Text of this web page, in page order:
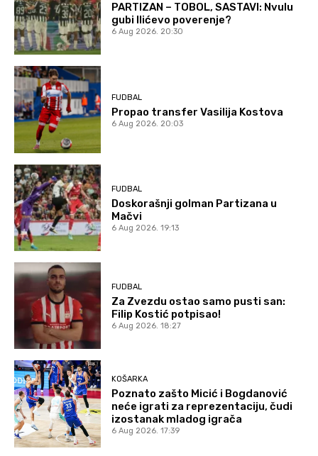
PARTIZAN – TOBOL, SASTAVI: Nvulu
gubi Ilićevo poverenje?
6 Aug 2026. 20:30
FUDBAL
Propao transfer Vasilija Kostova
6 Aug 2026. 20:03
FUDBAL
Doskorašnji golman Partizana u
Mačvi
6 Aug 2026. 19:13
FUDBAL
Za Zvezdu ostao samo pusti san:
Filip Kostić potpisao!
6 Aug 2026. 18:27
KOŠARKA
Poznato zašto Micić i Bogdanović
neće igrati za reprezentaciju, čudi
izostanak mladog igrača
6 Aug 2026. 17:39